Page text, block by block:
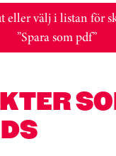
eller välj i listan för
”Spara som pdf”